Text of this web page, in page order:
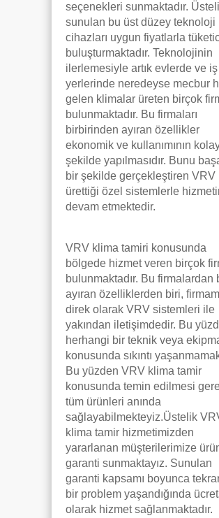
seçenekleri sunmaktadır.
sunulan bu üst düzey teknoloji
cihazları uygun fiyatlarla
buluşturmaktadır. Teknolojinin
ilerlemesiyle artık evlerde ve iş
yerlerinde neredeyse mecbur
gelen klimalar üreten birçok
bulunmaktadır. Bu firmaları
birbirinden ayıran özellikler
ekonomik ve kullanımının
şekilde yapılmasıdır. Bunu
bir şekilde gerçekleştiren VRV
ürettiği özel sistemlerle
devam etmektedir.
VRV klima tamiri konusunda
bölgede hizmet veren birçok
bulunmaktadır. Bu firmalardan
ayıran özelliklerden biri,
direk olarak VRV sistemleri ile
yakından iletişimdedir. Bu
herhangi bir teknik veya
konusunda sıkıntı
Bu yüzden VRV klima tamir
konusunda temin edilmesi
tüm ürünleri anında
sağlayabilmekteyiz.Üstelik
klima tamir hizmetimizden
yararlanan müşterilerimize
garanti sunmaktayız. Sunulan
garanti kapsamı boyunca
bir problem yaşandığında
olarak hizmet sağlanmaktadır.